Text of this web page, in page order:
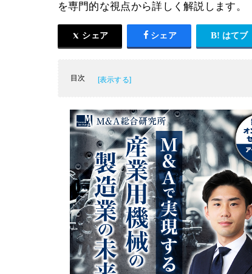
を専門的な視点から詳しく解説します。
シェア シェア はてブ
目次
産業廃棄物処理業界の最新市場規模と
産業廃棄物処理業界のM&A・事業承継
サーキュラーエコノミーの進展とM&A
産業廃棄物業界でM&Aを行うメリット
産業廃棄物処理業界のM&A・事業承継
産業廃棄物処理業界のM&A・事業承継
産業廃棄物処理業界のM&A・事業承継
産業廃棄物処理会社をM&A・事業承継